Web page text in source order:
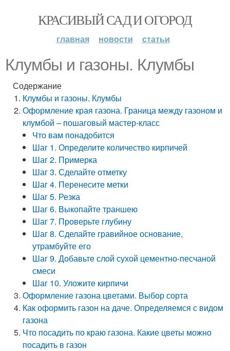
КРАСИВЫЙ САД И ОГОРОД
главная новости статьи
Клумбы и газоны. Клумбы
Содержание
Клумбы и газоны. Клумбы
Оформление края газона. Граница между газоном и
клумбой – пошаговый мастер-класс
Что вам понадобится
Шаг 1. Определите количество кирпичей
Шаг 2. Примерка
Шаг 3. Сделайте отметку
Шаг 4. Перенесите метки
Шаг 5. Резка
Шаг 6. Выкопайте траншею
Шаг 7. Проверьте глубину
Шаг 8. Сделайте гравийное основание,
утрамбуйте его
Шаг 9. Добавьте слой сухой цементно-песчаной
смеси
Шаг 10. Уложите кирпичи
Оформление газона цветами. Выбор сорта
Как оформить газон на даче. Определяемся с видом
газона
Что посадить по краю газона. Какие цветы можно
посадить в газон